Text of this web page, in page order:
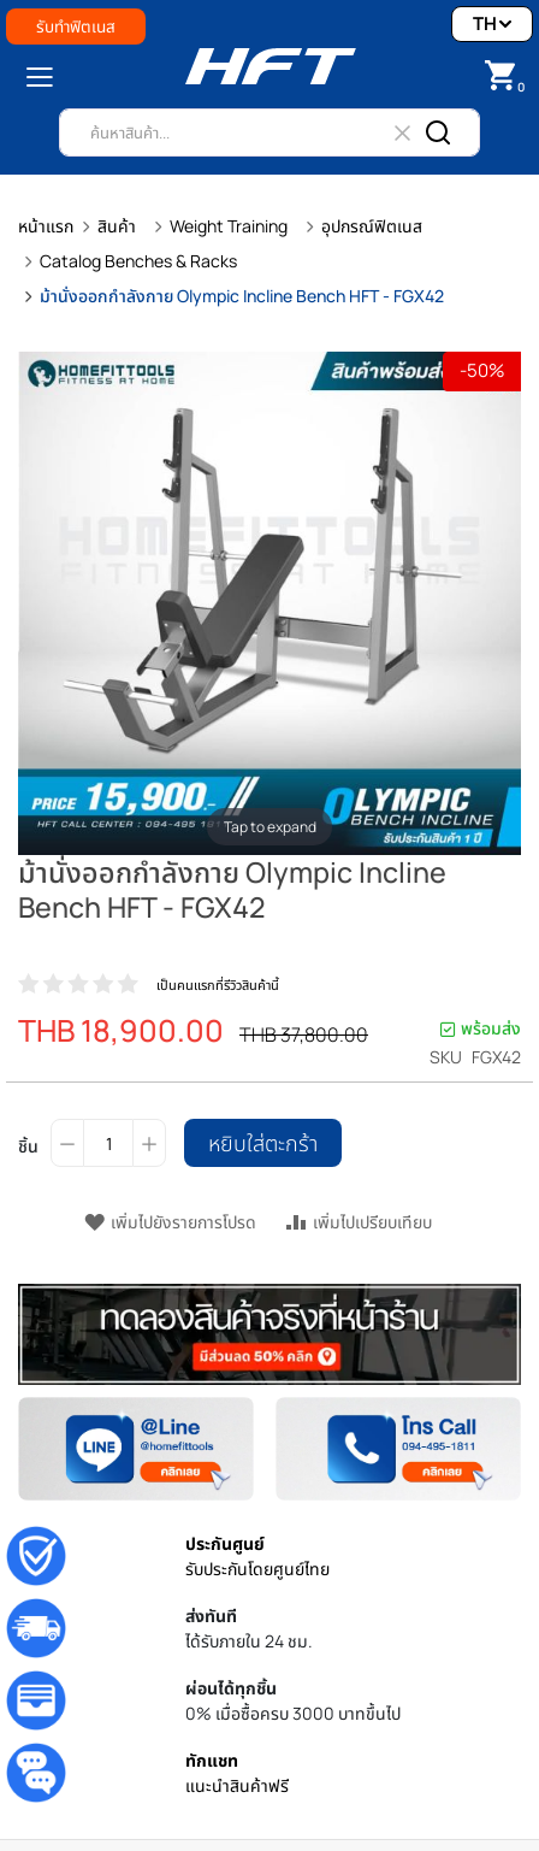
รับทำฟิตเนส
0
TH
หน้าแรก สินค้า Weight Training
อุปกรณ์ฟิตเนส
Catalog Benches & Racks
ม้านั่งออกกำลังกาย Olympic Incline Bench HFT - FGX42
Tap to expand
-50%
ม้านั่งออกกำลังกาย Olympic Incline
Bench HFT - FGX42
เป็นคนแรกที่รีวิวสินค้านี้
ราคา
THB 18,900.00
ราคา
THB 37,800.00
พร้อมส่ง
SKU FGX42
ชิ้น หยิบใส่ตะกร้า
เพิ่มไปยังรายการโปรด เพิ่มไปเปรียบเทียบ
ประกันศูนย์
รับประกันโดยศูนย์ไทย
ส่งทันที
ได้รับภายใน 24 ชม.
ผ่อนได้ทุกชิ้น
0% เมื่อซื้อครบ 3000 บาทขึ้นไป
ทักแชท
แนะนำสินค้าฟรี